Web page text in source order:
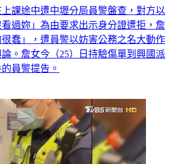
課途中遭中壢分局員警盤查，對方以
過妳」為由要求出示身分證遭拒，詹
蠢」，遭員警以妨害公務之名大動作
論。詹女今（25）日持驗傷單到興國派
員警提告。